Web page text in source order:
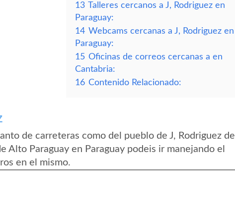
13 Talleres cercanos a J, Rodriguez en
Paraguay:
14 Webcams cercanas a J, Rodriguez en
Paraguay:
15 Oficinas de correos cercanas a en
Cantabria:
16 Contenido Relacionado:
de carreteras como del pueblo de J, Rodriguez del
Alto Paraguay en Paraguay podeis ir manejando el
en el mismo.